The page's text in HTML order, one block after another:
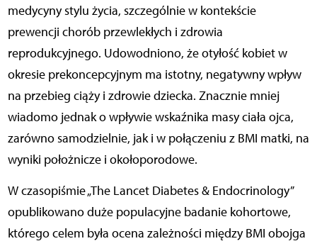
medycyny stylu życia, szczególnie w kontekście
prewencji chorób przewlekłych i zdrowia
reprodukcyjnego. Udowodniono, że otyłość kobiet w
okresie prekoncepcyjnym ma istotny, negatywny wpływ
na przebieg ciąży i zdrowie dziecka. Znacznie mniej
wiadomo jednak o wpływie wskaźnika masy ciała ojca,
zarówno samodzielnie, jak i w połączeniu z BMI matki, na
wyniki położnicze i okołoporodowe.
W czasopiśmie „The Lancet Diabetes & Endocrinology”
opublikowano duże populacyjne badanie kohortowe,
którego celem była ocena zależności między BMI obojga